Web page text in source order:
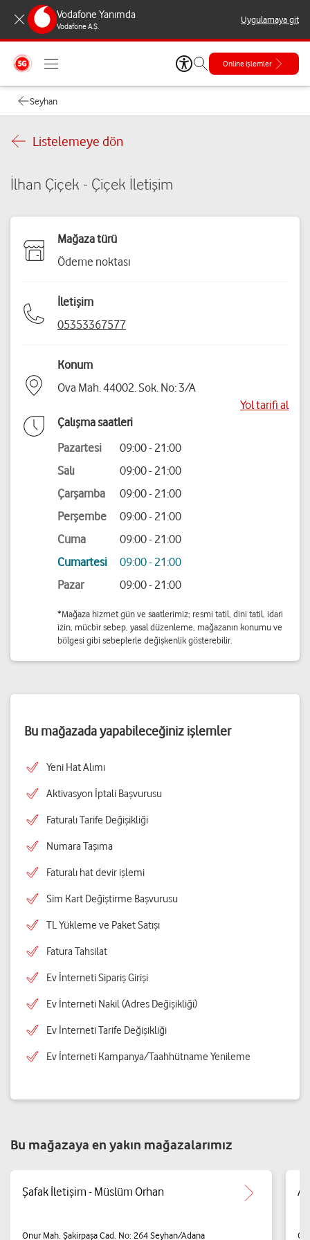
Vodafone Yanımda
Vodafone A.Ş.
Uygulamaya git
Online işlemler
Seyhan
Listelemeye dön
İlhan Çiçek - Çiçek İletişim
Mağaza türü
Ödeme noktası
İletişim
05353367577
Konum
Ova Mah. 44002. Sok. No: 3/A
Yol tarifi al
Çalışma saatleri
Pazartesi
09:00 - 21:00
Salı
09:00 - 21:00
Çarşamba
09:00 - 21:00
Perşembe
09:00 - 21:00
Cuma
09:00 - 21:00
Cumartesi
09:00 - 21:00
Pazar
09:00 - 21:00
*Mağaza hizmet gün ve saatlerimiz; resmi tatil, dini tatil, idari
izin, mücbir sebep, yasal düzenleme, mağazanın konumu ve
bölgesi gibi sebeplerle değişkenlik gösterebilir.
Bu mağazada yapabileceğiniz işlemler
Yeni Hat Alımı
Aktivasyon İptali Başvurusu
Faturalı Tarife Değişikliği
Numara Taşıma
Faturalı hat devir işlemi
Sim Kart Değiştirme Başvurusu
TL Yükleme ve Paket Satışı
Fatura Tahsilat
Ev İnterneti Sipariş Girişi
Ev İnterneti Nakil (Adres Değişikliği)
Ev İnterneti Tarife Değişikliği
Ev İnterneti Kampanya/Taahhütname Yenileme
Bu mağazaya en yakın mağazalarımız
Şafak İletişim - Müslüm Orhan
Onur Mah. Şakirpaşa Cad. No: 264 Seyhan/Adana